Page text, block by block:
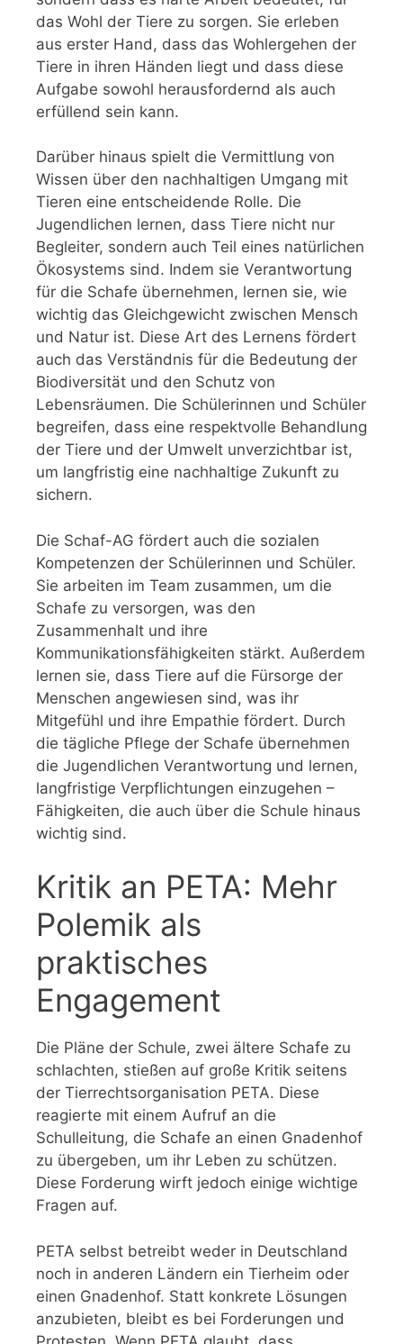
das Wohl der Tiere zu sorgen. Sie erleben
aus erster Hand, dass das Wohlergehen der
Tiere in ihren Händen liegt und dass diese
Aufgabe sowohl herausfordernd als auch
erfüllend sein kann.
Darüber hinaus spielt die Vermittlung von
Wissen über den nachhaltigen Umgang mit
Tieren eine entscheidende Rolle. Die
Jugendlichen lernen, dass Tiere nicht nur
Begleiter, sondern auch Teil eines natürlichen
Ökosystems sind. Indem sie Verantwortung
für die Schafe übernehmen, lernen sie, wie
wichtig das Gleichgewicht zwischen Mensch
und Natur ist. Diese Art des Lernens fördert
auch das Verständnis für die Bedeutung der
Biodiversität und den Schutz von
Lebensräumen. Die Schülerinnen und Schüler
begreifen, dass eine respektvolle Behandlung
der Tiere und der Umwelt unverzichtbar ist,
um langfristig eine nachhaltige Zukunft zu
sichern.
Die Schaf-AG fördert auch die sozialen
Kompetenzen der Schülerinnen und Schüler.
Sie arbeiten im Team zusammen, um die
Schafe zu versorgen, was den
Zusammenhalt und ihre
Kommunikationsfähigkeiten stärkt. Außerdem
lernen sie, dass Tiere auf die Fürsorge der
Menschen angewiesen sind, was ihr
Mitgefühl und ihre Empathie fördert. Durch
die tägliche Pflege der Schafe übernehmen
die Jugendlichen Verantwortung und lernen,
langfristige Verpflichtungen einzugehen –
Fähigkeiten, die auch über die Schule hinaus
wichtig sind.
Kritik an PETA: Mehr
Polemik als
praktisches
Engagement
Die Pläne der Schule, zwei ältere Schafe zu
schlachten, stießen auf große Kritik seitens
der Tierrechtsorganisation PETA. Diese
reagierte mit einem Aufruf an die
Schulleitung, die Schafe an einen Gnadenhof
zu übergeben, um ihr Leben zu schützen.
Diese Forderung wirft jedoch einige wichtige
Fragen auf.
PETA selbst betreibt weder in Deutschland
noch in anderen Ländern ein Tierheim oder
einen Gnadenhof. Statt konkrete Lösungen
anzubieten, bleibt es bei Forderungen und